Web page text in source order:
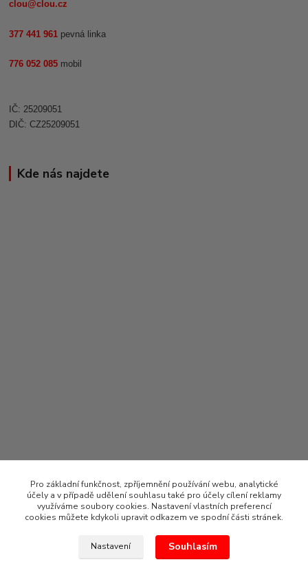
clou@clou.cz
377 441 961 pevná linka
776 052 085 mobil
IČ: 25209051
DIČ: CZ25209051
Kde nás najdete
Pro základní funkčnost, zpříjemnění používání webu, analytické
účely a v případě udělení souhlasu také pro účely cílení reklamy
využíváme soubory cookies. Nastavení vlastních preferencí
cookies můžete kdykoli upravit odkazem ve spodní části stránek.
Nastavení Souhlasím